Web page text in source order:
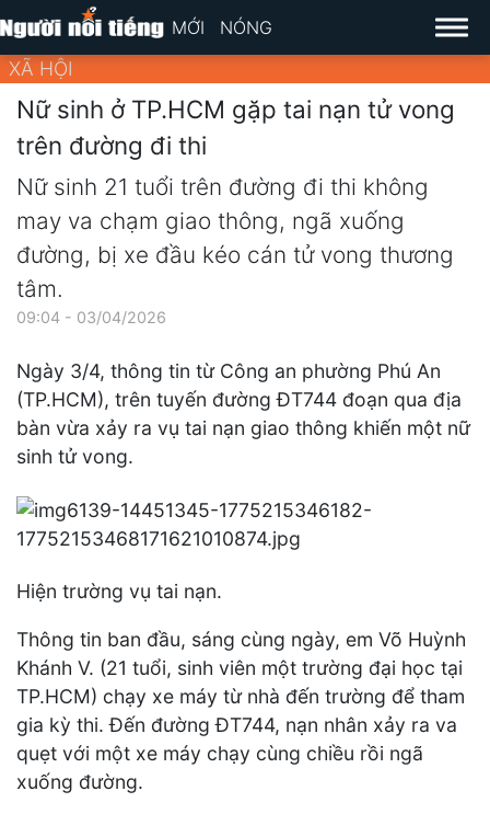
MỚI NÓNG
XÃ HỘI
Nữ sinh ở TP.HCM gặp tai nạn tử vong
trên đường đi thi
Nữ sinh 21 tuổi trên đường đi thi không
may va chạm giao thông, ngã xuống
đường, bị xe đầu kéo cán tử vong thương
tâm.
09:04 - 03/04/2026
Ngày 3/4, thông tin từ Công an phường Phú An
(TP.HCM), trên tuyến đường ĐT744 đoạn qua địa
bàn vừa xảy ra vụ tai nạn giao thông khiến một nữ
sinh tử vong.
Hiện trường vụ tai nạn.
Thông tin ban đầu, sáng cùng ngày, em Võ Huỳnh
Khánh V. (21 tuổi, sinh viên một trường đại học tại
TP.HCM) chạy xe máy từ nhà đến trường để tham
gia kỳ thi. Đến đường ĐT744, nạn nhân xảy ra va
quẹt với một xe máy chạy cùng chiều rồi ngã
xuống đường.